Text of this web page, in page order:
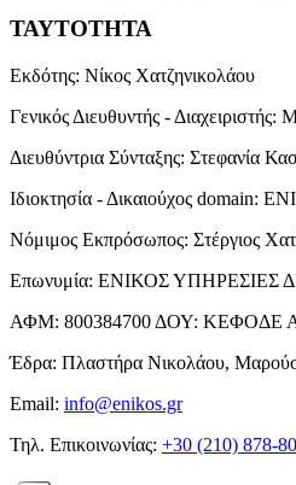
ΤΑΥΤΟΤΗΤΑ
Εκδότης: Νίκος Χατζηνικολάου
Γενικός Διευθυντής - Διαχειριστής:
Διευθύντρια Σύνταξης: Στεφανία
Ιδιοκτησία - Δικαιούχος domain:
Νόμιμος Εκπρόσωπος: Στέργιος
Επωνυμία: ΕΝΙΚΟΣ ΥΠΗΡΕΣΙΕΣ
ΑΦΜ: 800384700 ΔΟΥ: ΚΕΦΟΔΕ
Έδρα: Πλαστήρα Νικολάου,
Email: info@enikos.gr
Τηλ. Επικοινωνίας: +30 (210) 878-